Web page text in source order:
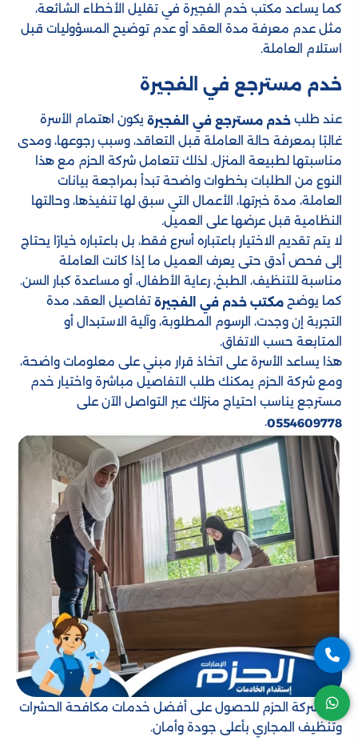
كما يساعد مكتب خدم الفجيرة في تقليل الأخطاء الشائعة،
مثل عدم معرفة مدة العقد أو عدم توضيح المسؤوليات قبل
استلام العاملة.
خدم مسترجع في الفجيرة
عند طلب خدم مسترجع في الفجيرة يكون اهتمام الأسرة
غالبًا بمعرفة حالة العاملة قبل التعاقد، وسبب رجوعها، ومدى
مناسبتها لطبيعة المنزل. لذلك تتعامل شركة الحزم مع هذا
النوع من الطلبات بخطوات واضحة تبدأ بمراجعة بيانات
العاملة، مدة خبرتها، الأعمال التي سبق لها تنفيذها، وحالتها
النظامية قبل عرضها على العميل.
لا يتم تقديم الاختيار باعتباره أسرع فقط، بل باعتباره خيارًا يحتاج
إلى فحص أدق حتى يعرف العميل ما إذا كانت العاملة
مناسبة للتنظيف، الطبخ، رعاية الأطفال، أو مساعدة كبار السن.
كما يوضح مكتب خدم في الفجيرة تفاصيل العقد، مدة
التجربة إن وجدت، الرسوم المطلوبة، وآلية الاستبدال أو
المتابعة حسب الاتفاق.
هذا يساعد الأسرة على اتخاذ قرار مبني على معلومات واضحة،
ومع شركة الحزم يمكنك طلب التفاصيل مباشرة واختيار خدم
مسترجع يناسب احتياج منزلك عبر التواصل الآن على
0554609778
.
اختر شركة الحزم للحصول على أفضل خدمات مكافحة الحشرات
وتنظيف المجاري بأعلى جودة وأمان.